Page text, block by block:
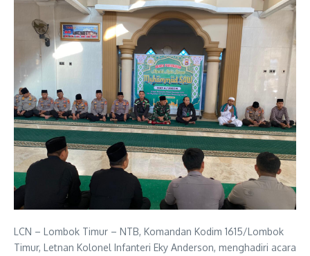
LCN – Lombok Timur – NTB, Komandan Kodim 1615/Lombok
Timur, Letnan Kolonel Infanteri Eky Anderson, menghadiri acara